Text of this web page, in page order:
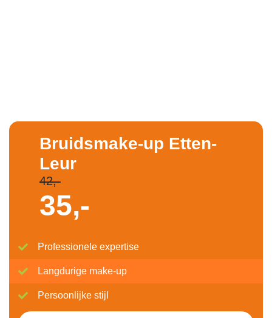
Bruidsmake-up Etten-
Leur
42,-
35,-
Professionele expertise
Langdurige make-up
Persoonlijke stijl